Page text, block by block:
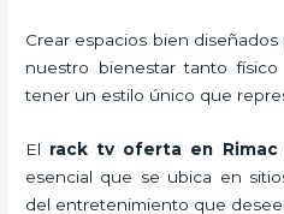
Crear espacios bien
nuestro bienestar tanto
tener un estilo único que
El rack tv oferta en Rimac
esencial que se ubica en
del entretenimiento que